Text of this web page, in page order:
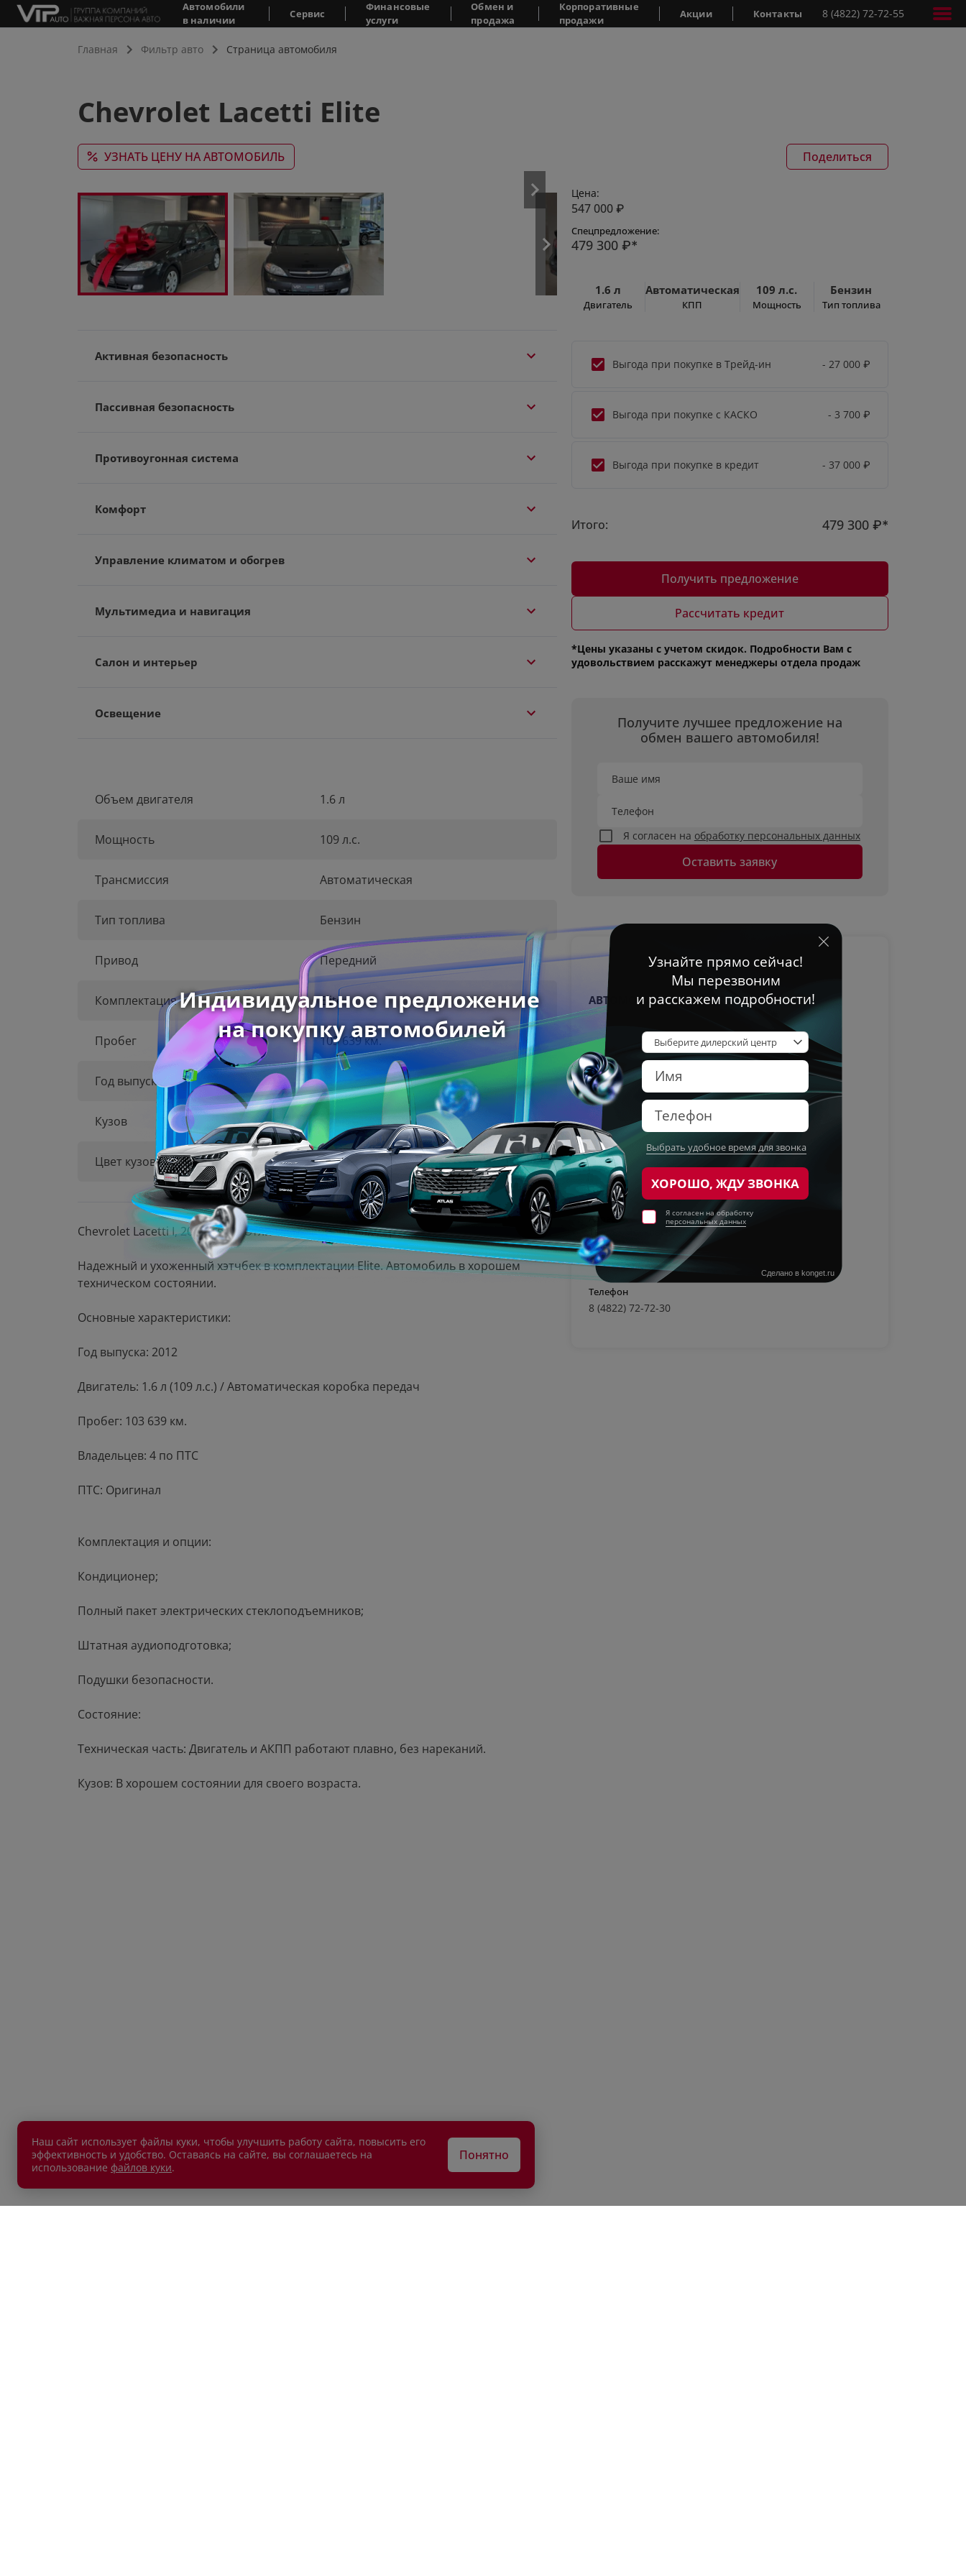
Автомобили
в наличии
Сервис
Финансовые
услуги
Обмен и
продажа
Корпоративные
продажи
Акции Контакты 8 (4822) 72-72-55
Главная Фильтр авто Страница автомобиля
Chevrolet Lacetti Elite
УЗНАТЬ ЦЕНУ НА АВТОМОБИЛЬ Поделиться
Активная безопасность
Пассивная безопасность
Противоугонная система
Комфорт
Управление климатом и обогрев
Мультимедиа и навигация
Салон и интерьер
Освещение
Объем двигателя 1.6 л
Мощность 109 л.с.
Трансмиссия Автоматическая
Тип топлива Бензин
Привод Передний
Комплектация Elite
Пробег 103 639 км.
Год выпуска 2012 г
Кузов Хэтчбек 5 дв.
Цвет кузова Черный
Chevrolet Lacetti I, 2012 г.в. — Отличный вариант для города!
Надежный и ухоженный хэтчбек в комплектации Elite. Автомобиль в хорошем
техническом состоянии.
Основные характеристики:
Год выпуска: 2012
Двигатель: 1.6 л (109 л.с.) / Автоматическая коробка передач
Пробег: 103 639 км.
Владельцев: 4 по ПТС
ПТС: Оригинал
Комплектация и опции:
Кондиционер;
Полный пакет электрических стеклоподъемников;
Штатная аудиоподготовка;
Подушки безопасности.
Состояние:
Техническая часть: Двигатель и АКПП работают плавно, без нареканий.
Кузов: В хорошем состоянии для своего возраста.
Цена:
547 000 ₽
Спецпредложение:
479 300 ₽*
1.6 л
Двигатель
Автоматическая
КПП
109 л.с.
Мощность
Бензин
Тип топлива
Выгода при покупке в Трейд-ин - 27 000 ₽
Выгода при покупке с КАСКО - 3 700 ₽
Выгода при покупке в кредит - 37 000 ₽
Итого: 479 300 ₽*
Получить предложение
Рассчитать кредит
*Цены указаны с учетом скидок. Подробности Вам с
удовольствием расскажут менеджеры отдела продаж
Получите лучшее предложение на
обмен вашего автомобиля!
Ваше имя
Телефон
Я согласен на обработку персональных данных
Оставить заявку
АВТОМОБИЛИ С ПРОБЕГОМ
Адрес
Тверь, Московское ш., д. 23А
Работаем до 21:00
Телефон
8 (4822) 72-72-30
Наш сайт использует файлы куки, чтобы улучшить работу сайта, повысить его
эффективность и удобство. Оставаясь на сайте, вы соглашаетесь на
использование файлов куки.
Понятно